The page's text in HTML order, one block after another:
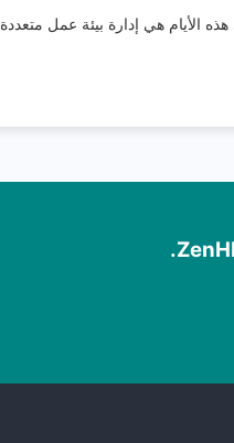
الأيام هي إدارة بيئة عمل متعددة